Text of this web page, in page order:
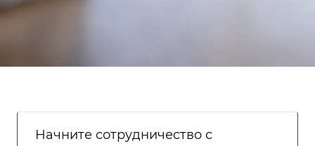
Начните сотрудничество с